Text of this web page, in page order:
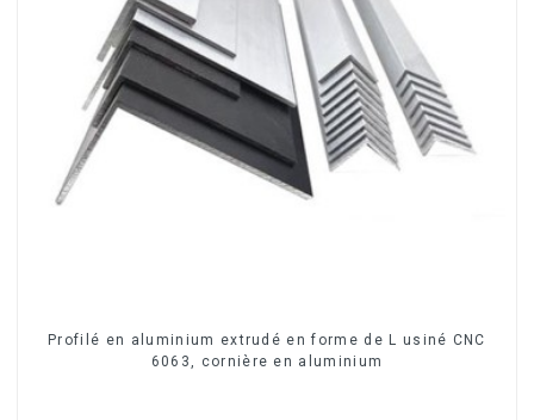
Profilé en aluminium extrudé en forme de L usiné CNC
6063, cornière en aluminium